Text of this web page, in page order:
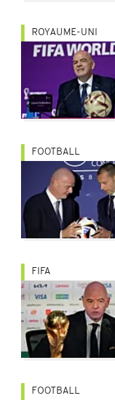
ROYAUME-UNI
FOOTBALL
FIFA
FOOTBALL